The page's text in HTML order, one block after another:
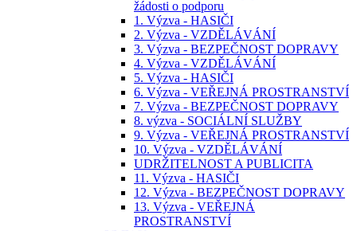
žádosti o podporu
1. Výzva - HASIČI
2. Výzva - VZDĚLÁVÁNÍ
3. Výzva - BEZPEČNOST DOPRAVY
4. Výzva - VZDĚLÁVÁNÍ
5. Výzva - HASIČI
6. Výzva - VEŘEJNÁ PROSTRANSTVÍ
7. Výzva - BEZPEČNOST DOPRAVY
8. výzva - SOCIÁLNÍ SLUŽBY
9. Výzva - VEŘEJNÁ PROSTRANSTVÍ
10. Výzva - VZDĚLÁVÁNÍ
UDRŽITELNOST A PUBLICITA
11. Výzva - HASIČI
12. Výzva - BEZPEČNOST DOPRAVY
13. Výzva - VEŘEJNÁ
PROSTRANSTVÍ